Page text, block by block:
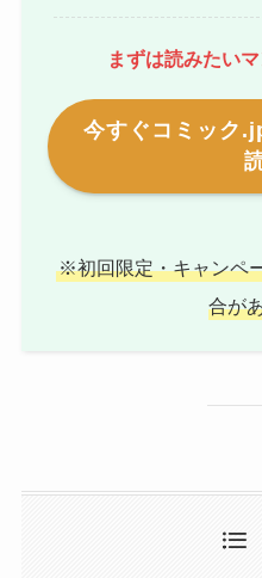
まずは読みたい
今すぐコミック
※初回限定・キャンペ
合が